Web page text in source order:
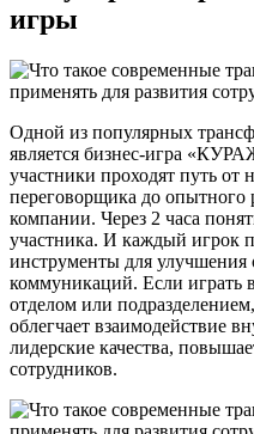
игры
Одной из популярных
является бизнес-игра
участники проходят путь от
переговорщика до опытного
компании. Через 2 часа
участника. И каждый игрок
инструменты для
коммуникаций. Если
отделом или
облегчает взаимодействие
лидерские качества,
сотрудников.